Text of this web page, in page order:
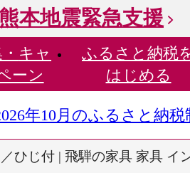
本地震緊急支援
キャ
ーン
ふるさと納税
はじめる
年10月のふるさと納
／ひじ付 | 飛騨の家具 家具